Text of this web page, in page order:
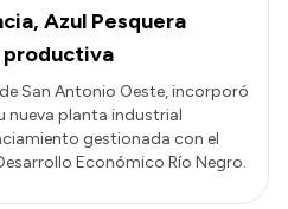
Azul Pesquera
productiva
San Antonio Oeste, incorporó
nueva planta industrial
gestionada con el
Económico Río Negro.